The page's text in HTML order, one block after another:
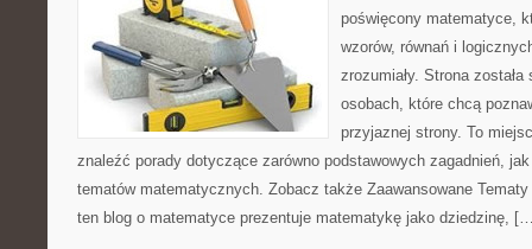
poświęcony matematyce,
wzorów, równań i
zrozumiały. Strona
osobach, które chcą
przyjaznej strony. To
znaleźć porady dotyczące zarówno podstawowych zagadnień,
tematów matematycznych. Zobacz także Zaawansowane
ten blog o matematyce prezentuje matematykę jako dziedzinę,